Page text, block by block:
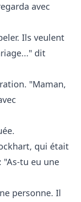
avec
Ils veulent
dit
"Maman,
qui était
"As-tu eu une
personne. Il